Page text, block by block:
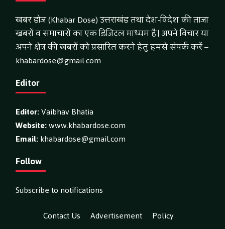
खबर डोज (Khabar Dose) उत्तराखंड तथा देश-विदेश की ताजा
खबरों व समाचारों का एक डिजिटल माध्यम है। अपने विचार या
अपने क्षेत्र की खबरों को प्रसारित करने हेतु हमसे संपर्क करें –
khabardose@gmail.com
Editor
Editor:Vaibhav Bhatia
Website:www.khabardose.com
Email:khabardose@gmail.com
Follow
Subscribe to notifications
Contact Us
Advertisement Policy